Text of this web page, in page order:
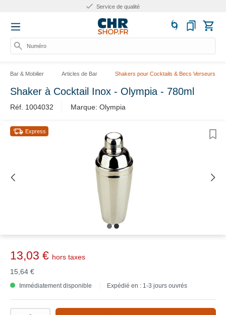
Service de qualité
Numéro d
Bar & Mobilier Articles de Bar Shakers pour Cocktails & Becs Verseurs
Shaker à Cocktail Inox - Olympia - 780ml
Réf. 1004032 Marque: Olympia
Express
13,03 € hors taxes
15,64 €
Immédiatement disponible Expédié en : 1-3 jours ouvrés